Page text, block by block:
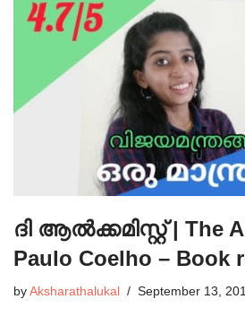
ദി ആൽക്കമിസ്റ്റ് | The
Paulo Coelho – Book
by Aksharathalukal September 13,